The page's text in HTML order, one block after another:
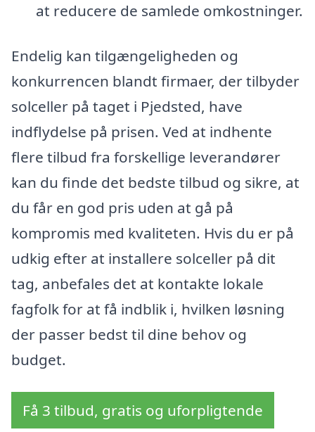
at reducere de samlede omkostninger.
Endelig kan tilgængeligheden og
konkurrencen blandt firmaer, der tilbyder
solceller på taget i Pjedsted, have
indflydelse på prisen. Ved at indhente
flere tilbud fra forskellige leverandører
kan du finde det bedste tilbud og sikre, at
du får en god pris uden at gå på
kompromis med kvaliteten. Hvis du er på
udkig efter at installere solceller på dit
tag, anbefales det at kontakte lokale
fagfolk for at få indblik i, hvilken løsning
der passer bedst til dine behov og
budget.
Få 3 tilbud, gratis og uforpligtende